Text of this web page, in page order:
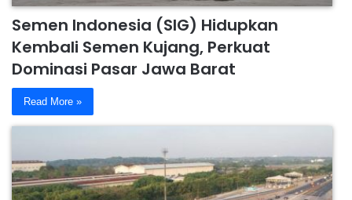
Semen Indonesia (SIG) Hidupkan
Kembali Semen Kujang, Perkuat
Dominasi Pasar Jawa Barat
Read More »